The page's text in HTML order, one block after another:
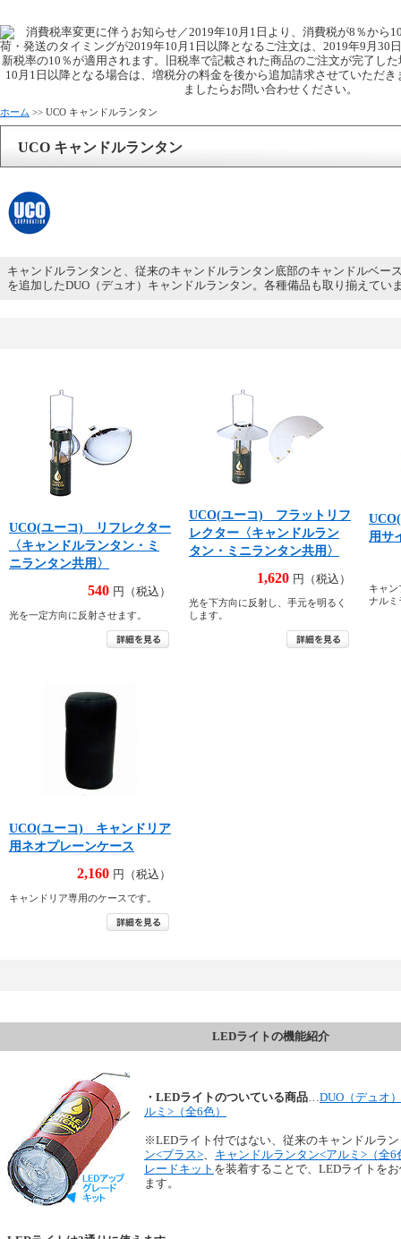
ホーム >> UCO キャンドルランタン
UCO キャンドルランタン
キャンドルランタンと、従来のキャンドルランタン底部のキャンドルベー
を追加したDUO（デュオ）キャンドルランタン。各種備品も取り揃えてい
UCO(ユーコ) リフレクター
〈キャンドルランタン・ミ
ニランタン共用〉
540 円（税込）
光を一定方向に反射させます。
UCO(ユーコ) フラットリフ
レクター〈キャンドルラン
タン・ミニランタン共用〉
1,620 円（税込）
光を下方向に反射し、手元を明るく
します。
用サ
キャ
ナルミ
UCO(ユーコ) キャンドリア
用ネオプレーンケース
2,160 円（税込）
キャンドリア専用のケースです。
LEDライトの機能紹介
・LEDライトのついている商品
DUO（デュオ
ルミ>（全6色）
※LEDライト付ではない、従来のキャンドルラ
ン<ブラス>
キャンドルランタン<アルミ>（全6
レードキット を装着することで、LEDライトを
ます。